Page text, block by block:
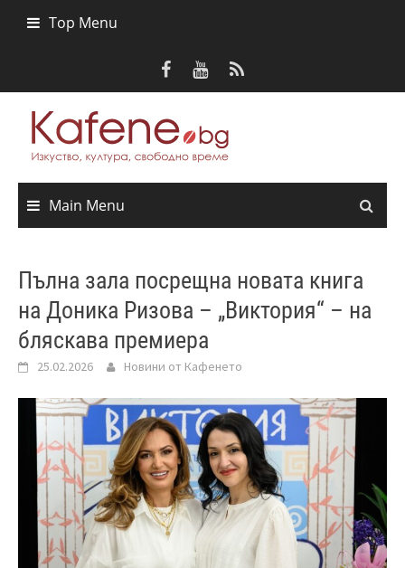
Top Menu
Main Menu
Пълна зала посрещна новата книга
на Доника Ризова – „Виктория“ – на
бляскава премиера
25.02.2026 Новини от Кафенето